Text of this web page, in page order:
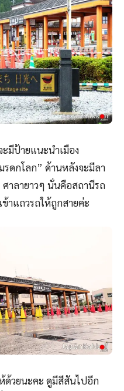
มีป้ายแนะนำเมือง
ดกโลก” ด้านหลังจะมีลา
าลายาวๆ นั่นคือสถานีรถ
าแถวรถให้ถูกสายค่ะ
ด้วยนะคะ ดูมีสีสันไปอีก